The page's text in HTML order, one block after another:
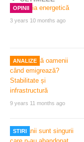
OPINII
3 years 10 months ago
ANALIZE
9 years 11 months ago
STIRI